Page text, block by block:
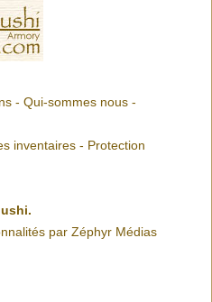
- Qui-sommes nous -
inventaires - Protection
par Zéphyr Médias